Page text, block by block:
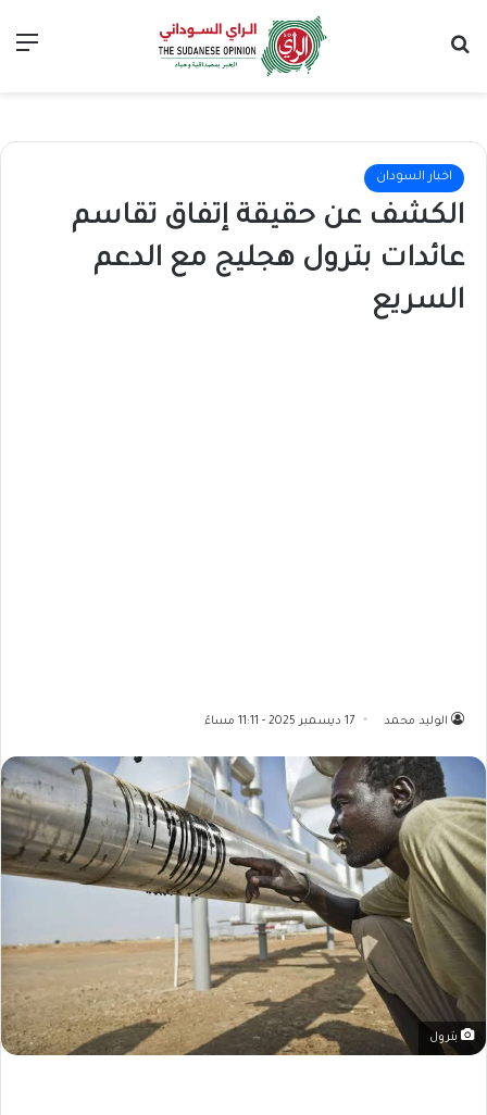
اخبار السودان
الكشف عن حقيقة إتفاق تقاسم
عائدات بترول هجليج مع الدعم
السريع
الوليد محمد 17 ديسمبر 2025 - 11:11 مساءً
بترول